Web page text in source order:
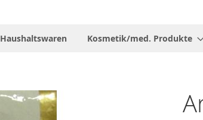
Haushaltswaren Kosmetik/med. Produkte